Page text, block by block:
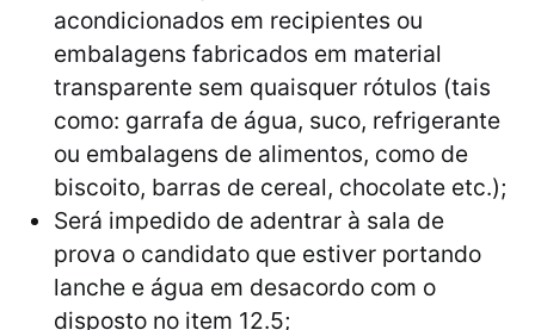
acondicionados em recipientes ou
embalagens fabricados em material
transparente sem quaisquer rótulos (tais
como: garrafa de água, suco, refrigerante
ou embalagens de alimentos, como de
biscoito, barras de cereal, chocolate etc.);
Será impedido de adentrar à sala de
prova o candidato que estiver portando
lanche e água em desacordo com o
disposto no item 12.5;